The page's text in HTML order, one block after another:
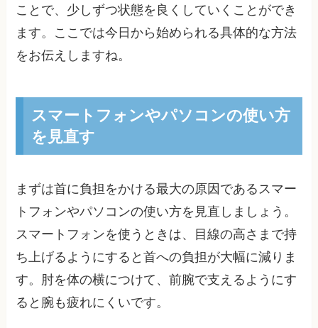
ことで、少しずつ状態を良くしていくことができ
ます。ここでは今日から始められる具体的な方法
をお伝えしますね。
スマートフォンやパソコンの使い方
を見直す
まずは首に負担をかける最大の原因であるスマー
トフォンやパソコンの使い方を見直しましょう。
スマートフォンを使うときは、目線の高さまで持
ち上げるようにすると首への負担が大幅に減りま
す。肘を体の横につけて、前腕で支えるようにす
ると腕も疲れにくいです。